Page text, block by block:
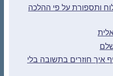
ותספורת על פי ההלכה
איך חוזרים בתשובה בלי